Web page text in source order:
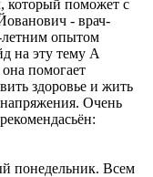
который поможет с
- врач-
летним опытом
на эту тему А
помогает
здоровье и жить
Очень
понедельник. Всем